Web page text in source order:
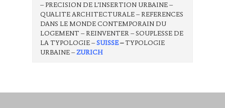
– PRECISION DE L’INSERTION URBAINE –
QUALITE ARCHITECTURALE – REFERENCES
DANS LE MONDE CONTEMPORAIN DU
LOGEMENT – REINVENTER – SOUPLESSE DE
LA TYPOLOGIE –SUISSE– TYPOLOGIE
URBAINE –ZURICH